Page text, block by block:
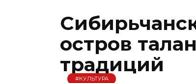
остров
традиций
#КУЛЬТУРА